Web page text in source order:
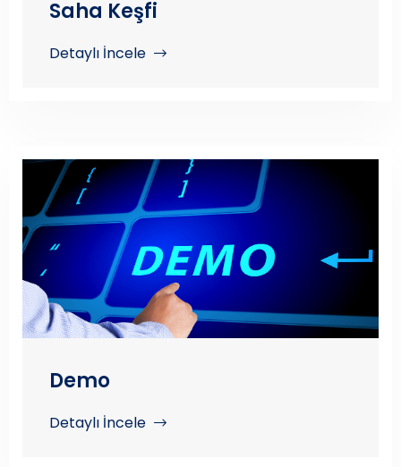
Saha Keşfi
Detaylı İncele
Demo
Detaylı İncele